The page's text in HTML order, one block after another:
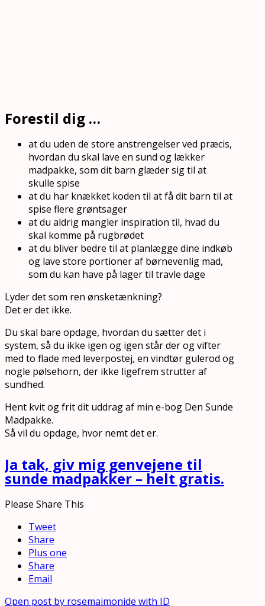
Forestil dig …
at du uden de store anstrengelser ved præcis,
hvordan du skal lave en sund og lækker
madpakke, som dit barn glæder sig til at
skulle spise
at du har knækket koden til at få dit barn til at
spise flere grøntsager
at du aldrig mangler inspiration til, hvad du
skal komme på rugbrødet
at du bliver bedre til at planlægge dine indkøb
og lave store portioner af børnevenlig mad,
som du kan have på lager til travle dage
Lyder det som ren ønsketænkning?
Det er det ikke.
Du skal bare opdage, hvordan du sætter det i
system, så du ikke igen og igen står der og vifter
med to flade med leverpostej, en vindtør gulerod og
nogle pølsehorn, der ikke ligefrem strutter af
sundhed.
Hent kvit og frit dit uddrag af min e-bog Den Sunde
Madpakke.
Så vil du opdage, hvor nemt det er.
Ja tak, giv mig genvejene til
sunde madpakker – helt gratis.
Please Share This
Tweet
Share
Plus one
Share
Email
Open post by rosemaimonide with ID